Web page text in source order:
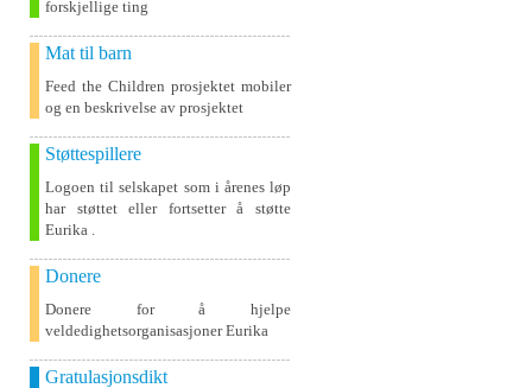
forskjellige ting
Mat til barn
Feed the Children prosjektet mobiler
og en beskrivelse av prosjektet
Støttespillere
Logoen til selskapet som i årenes løp
har støttet eller fortsetter å støtte
Eurika .
Donere
Donere for å hjelpe
veldedighetsorganisasjoner Eurika
Gratulasjonsdikt